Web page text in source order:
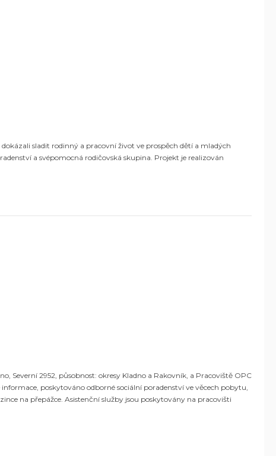
sladit rodinný a pracovní život ve prospěch dětí a mladých
a svépomocná rodičovská skupina. Projekt je realizován
Severní 2952, působnost: okresy Kladno a Rakovník, a Pracoviště OPC
poskytováno odborné sociální poradenství ve věcech pobytu,
na přepážce. Asistenční služby jsou poskytovány na pracovišti